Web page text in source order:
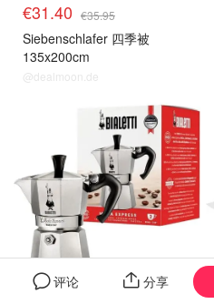
€31.40 €35.95
Siebenschlafer 四季被
135x200cm
@dealmoon.de
评论 分享